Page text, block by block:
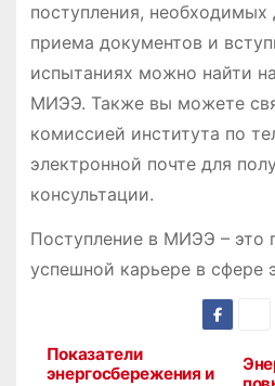
поступления, необходимых
приема документов и
испытаниях можно найти
МИЭЭ. Также вы можете
комиссией института по
электронной почте для
консультации.
Поступление в МИЭЭ – это
успешной карьере в сфере
Н
Показатели
энергосбережения и